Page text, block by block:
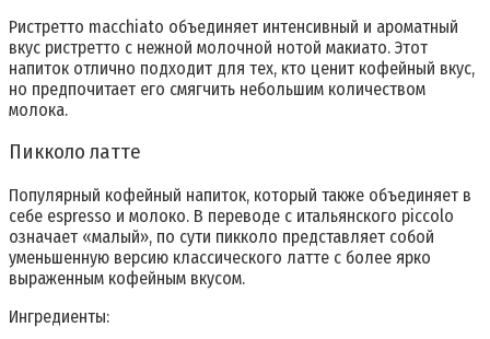
Ристретто macchiato объединяет интенсивный и ароматный
вкус ристретто с нежной молочной нотой макиато. Этот
напиток отлично подходит для тех, кто ценит кофейный вкус,
но предпочитает его смягчить небольшим количеством
молока.
Пикколо латте
Популярный кофейный напиток, который также объединяет в
себе espresso и молоко. В переводе с итальянского piccolo
означает «малый», по сути пикколо представляет собой
уменьшенную версию классического латте с более ярко
выраженным кофейным вкусом.
Ингредиенты: